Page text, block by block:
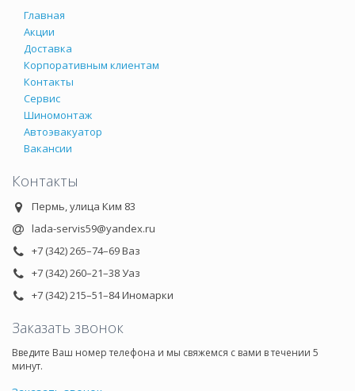
Главная
Акции
Доставка
Корпоративным клиентам
Контакты
Сервис
Шиномонтаж
Автоэвакуатор
Вакансии
Контакты
Пермь, улица Ким 83
lada-servis59@yandex.ru
+7 (342) 265–74–69 Ваз
+7 (342) 260–21–38 Уаз
+7 (342) 215–51–84 Иномарки
Заказать звонок
Введите Ваш номер телефона и мы свяжемся с вами в течении 5
минут.